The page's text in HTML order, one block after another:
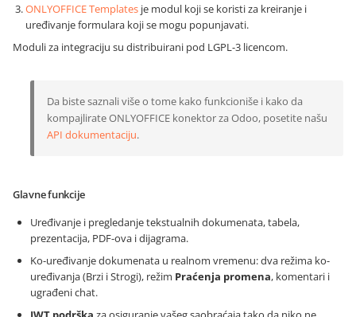
ONLYOFFICE Templates je modul koji se koristi za kreiranje i
uređivanje formulara koji se mogu popunjavati.
Moduli za integraciju su distribuirani pod LGPL-3 licencom.
Da biste saznali više o tome kako funkcioniše i kako da
kompajlirate ONLYOFFICE konektor za Odoo, posetite našu
API dokumentaciju.
Glavne funkcije
Uređivanje i pregledanje tekstualnih dokumenata, tabela,
prezentacija, PDF-ova i dijagrama.
Ko-uređivanje dokumenata u realnom vremenu: dva režima ko-
uređivanja (Brzi i Strogi), režim Praćenja promena, komentari i
ugrađeni chat.